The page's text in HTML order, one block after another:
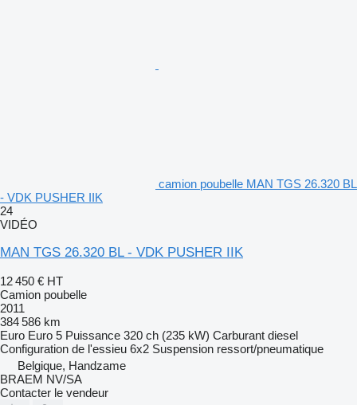
camion poubelle MAN TGS 26.320 BL
- VDK PUSHER IIK
24
VIDÉO
MAN TGS 26.320 BL - VDK PUSHER IIK
12 450 € HT
Camion poubelle
2011
384 586 km
Euro Euro 5 Puissance 320 ch (235 kW) Carburant diesel
Configuration de l'essieu 6x2 Suspension ressort/pneumatique
Belgique, Handzame
BRAEM NV/SA
Contacter le vendeur